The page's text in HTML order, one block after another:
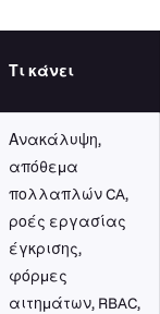
Τι κάνει
Ανακάλυψη,
απόθεμα
πολλαπλών CA,
ροές εργασίας
έγκρισης,
φόρμες
αιτημάτων, RBAC,